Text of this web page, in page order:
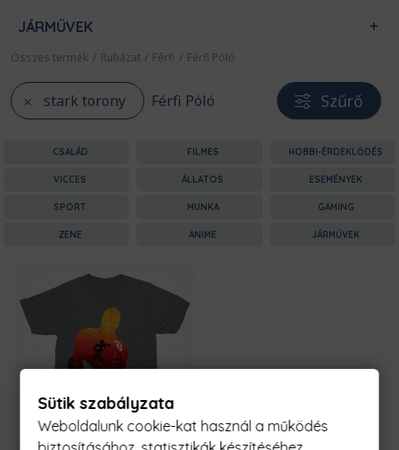
JÁRMŰVEK
Összes termék / Ruházat / Férfi / Férfi Póló
stark torony Férfi Póló Szűrő
CSALÁD FILMES HOBBI-ÉRDEKLŐDÉS
VICCES ÁLLATOS ESEMÉNYEK
SPORT MUNKA GAMING
ZENE ANIME JÁRMŰVEK
Sütik szabályzata
Weboldalunk cookie-kat használ a működés